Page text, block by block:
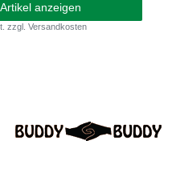
Artikel anzeigen
zzgl.Versandkosten